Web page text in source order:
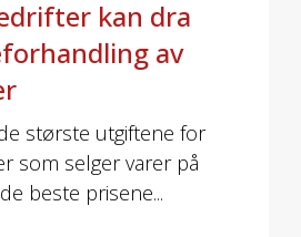
kan dra
av
største utgiftene for
som selger varer på
beste prisene...